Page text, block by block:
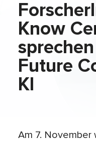
Know
Future
KI
Am 7. November